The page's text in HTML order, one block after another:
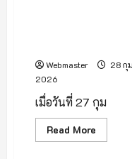
Mai”
มิติ
ศูนย์
สุขภาพ
ระ
ไฮ
Webmaster
28 กุ
2026
เมื่อวันที่ 27 กุม
Read More
more